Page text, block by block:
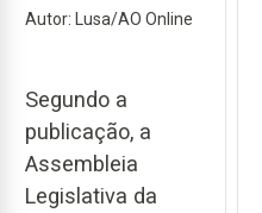
Autor: Lusa/AO Online
Segundo a
publicação, a
Assembleia
Legislativa da